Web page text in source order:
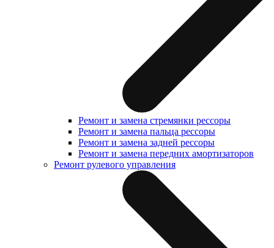
Ремонт и замена стремянки рессоры
Ремонт и замена пальца рессоры
Ремонт и замена задней рессоры
Ремонт и замена передних амортизаторов
Ремонт рулевого управления